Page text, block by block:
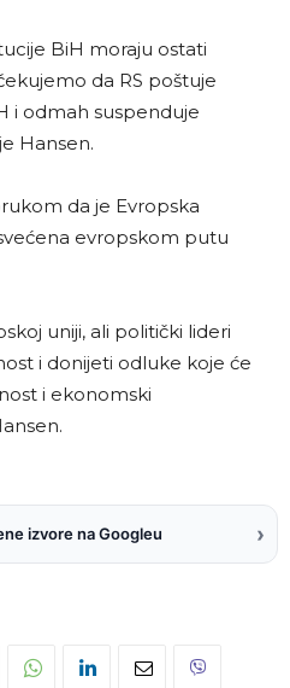
BiH moraju ostati
da RS poštuje
i odmah suspenduje
Hansen.
da je Evropska
evropskom putu
uniji, ali politički lideri
i donijeti odluke koje će
i ekonomski
izvore na Googleu ›